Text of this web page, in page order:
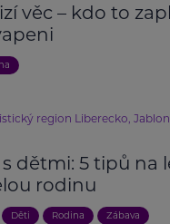
věc – kdo to
region Liberecko,
dětmi: 5 tipů na
rodinu
Děti Rodina Zábava